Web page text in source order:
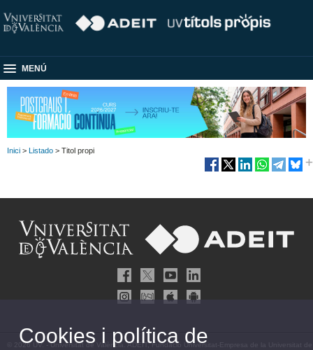
MENÚ
Inici > Listado > Titol propi
© 2026 UV. - Universitat de València. ADEIT, Fundació Universitat-Empresa de la Universitat de
Cookies i política de